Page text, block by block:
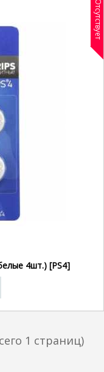
Отсутствует
4шт.) [PS4]
1 страниц)